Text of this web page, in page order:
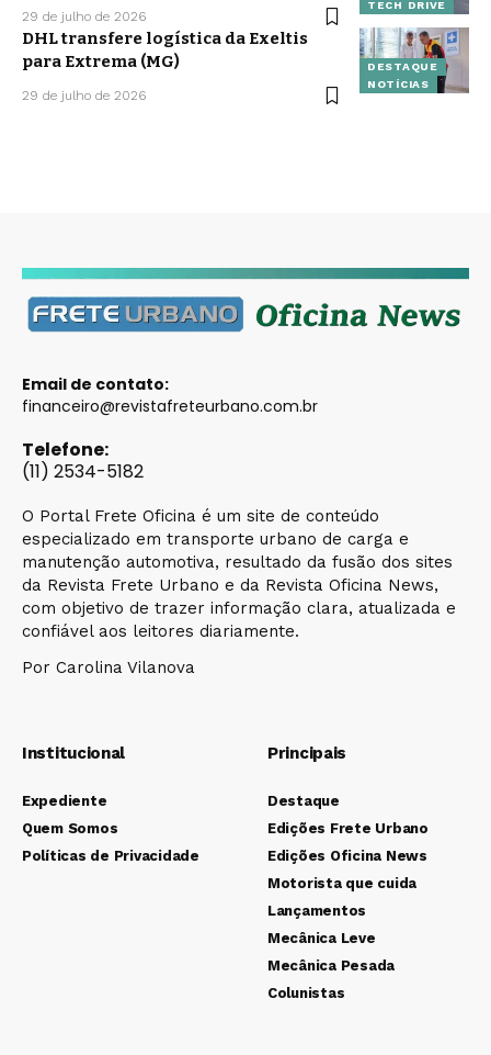
TECH DRIVE
29 de julho de 2026
DESTAQUE
NOTÍCIAS
DHL transfere logística da Exeltis
para Extrema (MG)
29 de julho de 2026
Email de contato:
financeiro@revistafreteurbano.com.br
Telefone:
(11) 2534-5182
O Portal Frete Oficina é um site de conteúdo
especializado em transporte urbano de carga e
manutenção automotiva, resultado da fusão dos sites
da Revista Frete Urbano e da Revista Oficina News,
com objetivo de trazer informação clara, atualizada e
confiável aos leitores diariamente.
Por Carolina Vilanova
Institucional
Expediente
Quem Somos
Políticas de Privacidade
Principais
Destaque
Edições Frete Urbano
Edições Oficina News
Motorista que cuida
Lançamentos
Mecânica Leve
Mecânica Pesada
Colunistas